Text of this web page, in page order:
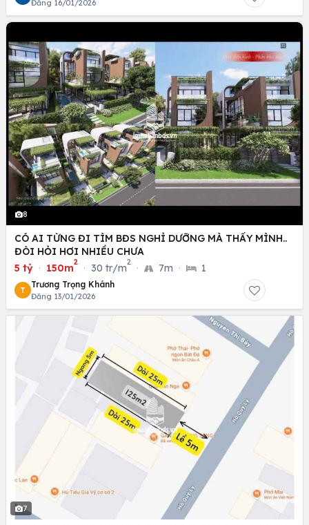
Đăng 16/01/2026
8
CÓ AI TỪNG ĐI TÌM BĐS NGHỈ DƯỠNG MÀ THẤY MÌNH..
ĐÒI HỎI HƠI NHIỀU CHƯA
5 tỷ · 150m
2
· 30 tr/m
2
· 7m · 1
T
Trương Trọng Khánh
Đăng 13/01/2026
7